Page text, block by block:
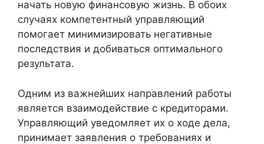
начать новую финансовую жизнь. В обоих
случаях компетентный управляющий
помогает минимизировать негативные
последствия и добиваться оптимального
результата.
Одним из важнейших направлений работы
является взаимодействие с кредиторами.
Управляющий уведомляет их о ходе дела,
принимает заявления о требованиях и